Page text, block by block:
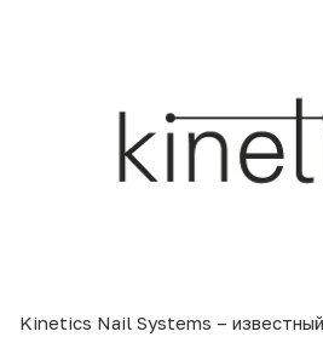
Kinetics Nail Systems –